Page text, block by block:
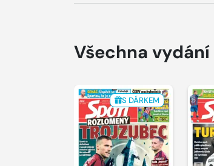
Všechna vydání
S DÁRKEM